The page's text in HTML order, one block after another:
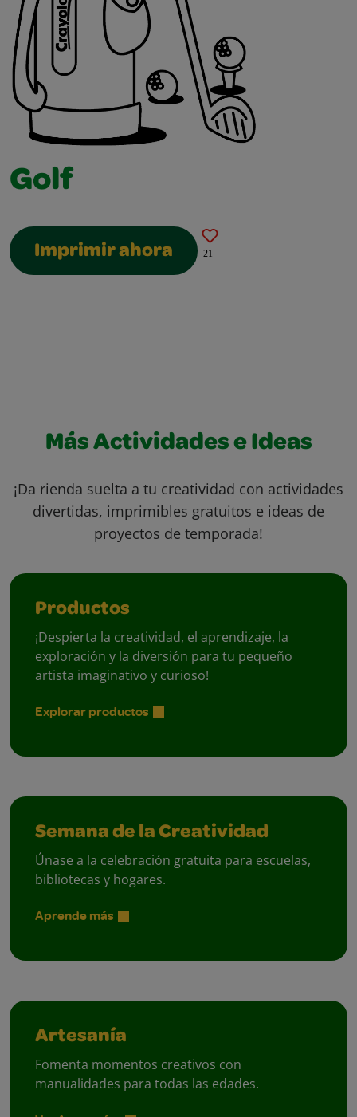
Golf
Imprimir ahora 21
Más Actividades e Ideas
¡Da rienda suelta a tu creatividad con actividades
divertidas, imprimibles gratuitos e ideas de
proyectos de temporada!
Productos
¡Despierta la creatividad, el aprendizaje, la
exploración y la diversión para tu pequeño
artista imaginativo y curioso!
Explorar productos
Semana de la Creatividad
Únase a la celebración gratuita para escuelas,
bibliotecas y hogares.
Aprende más
Artesanía
Fomenta momentos creativos con
manualidades para todas las edades.